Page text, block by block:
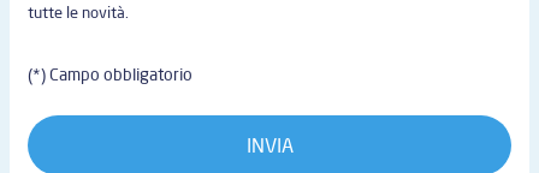
tutte le novità.
(*) Campo obbligatorio